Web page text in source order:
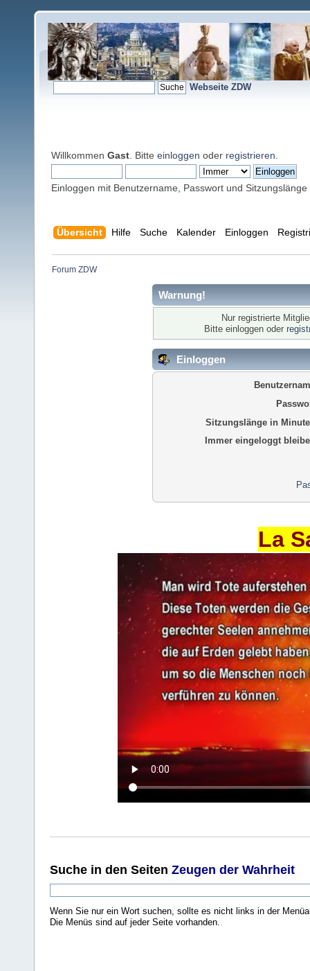
Webseite ZDW
Willkommen Gast . Bitte einloggen oder registrieren
Einloggen mit Benutzername, Passwort und Sitzungslänge
Übersicht Hilfe Suche Kalender Einloggen
Forum ZDW
Warnung!
Nur registrierte
Bitte einloggen oder
Einloggen
Sitzungslänge in
Immer eingeloggt
La
Suche in den Seiten Zeugen der Wahrheit
Wenn Sie nur ein Wort suchen, sollte es nicht links in der
Die Menüs sind auf jeder Seite vorhanden..